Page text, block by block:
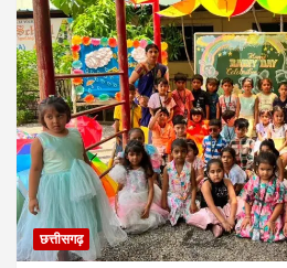
छत्तीसगढ़